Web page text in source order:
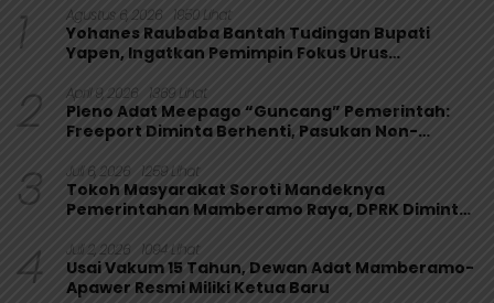
1 Agustus 6, 2026 1950 Lihat
Yohanes Raubaba Bantah Tudingan Bupati
Yapen, Ingatkan Pemimpin Fokus Urus
2 April 9, 2026 1369 Lihat
Pleno Adat Meepago “Guncang” Pemerintah:
Freeport Diminta Berhenti, Pasukan Non-
3 Juli 6, 2026 1259 Lihat
Tokoh Masyarakat Soroti Mandeknya
Pemerintahan Mamberamo Raya, DPRK Diminta
4 Juli 2, 2026 1094 Lihat
Usai Vakum 15 Tahun, Dewan Adat Mamberamo-
Apawer Resmi Miliki Ketua Baru